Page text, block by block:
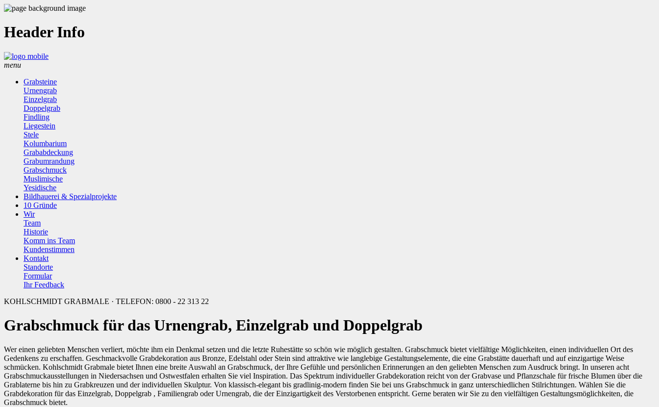
Header Info
menu
Grabsteine
Urnengrab
Einzelgrab
Doppelgrab
Findling
Liegestein
Stele
Kolumbarium
Grababdeckung
Grabumrandung
Grabschmuck
Muslimische
Yesidische
Bildhauerei & Spezialprojekte
10 Gründe
Wir
Team
Historie
Komm ins Team
Kundenstimmen
Kontakt
Standorte
Formular
Ihr Feedback
KOHLSCHMIDT GRABMALE · TELEFON: 0800 - 22 313 22
Grabschmuck für das Urnengrab, Einzelgrab und Doppelgrab
Wer einen geliebten Menschen verliert, möchte ihm ein Denkmal setzen und die letzte Ruhestätte so schön wie möglich gestalten. Grabschmuck bietet vielfältige Möglichkeiten, einen individuellen Ort des
Gedenkens zu erschaffen. Geschmackvolle Grabdekoration aus Bronze, Edelstahl oder Stein sind attraktive wie langlebige Gestaltungselemente, die eine Grabstätte dauerhaft und auf einzigartige Weise
schmücken. Kohlschmidt Grabmale bietet Ihnen eine breite Auswahl an Grabschmuck, der Ihre Gefühle und persönlichen Erinnerungen an den geliebten Menschen zum Ausdruck bringt. In unseren acht
Grabschmuckausstellungen in Niedersachsen und Ostwestfalen erhalten Sie viel Inspiration. Das Spektrum individueller Grabdekoration reicht von der Grabvase und Pflanzschale für frische Blumen über die
Grablaterne bis hin zu Grabkreuzen und der individuellen Skulptur. Von klassisch-elegant bis gradlinig-modern finden Sie bei uns Grabschmuck in ganz unterschiedlichen Stilrichtungen. Wählen Sie die
Grabdekoration für das Einzelgrab, Doppelgrab , Familiengrab oder Urnengrab, die der Einzigartigkeit des Verstorbenen entspricht. Gerne beraten wir Sie zu den vielfältigen Gestaltungsmöglichkeiten, die
Grabschmuck bietet.